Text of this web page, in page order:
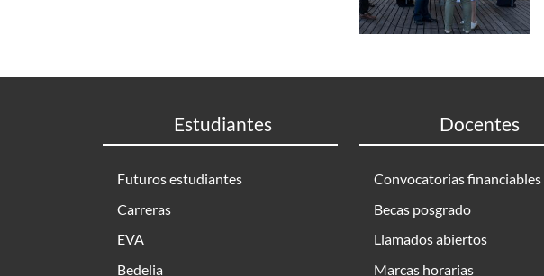
Estudiantes
Futuros estudiantes
Carreras
EVA
Bedelia
Docentes
Convocatorias financiables
Becas posgrado
Llamados abiertos
Marcas horarias